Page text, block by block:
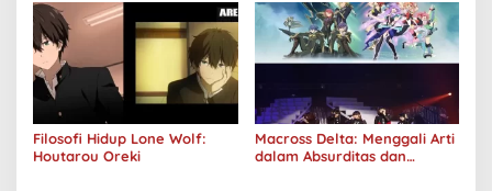
Filosofi Hidup Lone Wolf:
Houtarou Oreki
Macross Delta: Menggali Arti
dalam Absurditas dan